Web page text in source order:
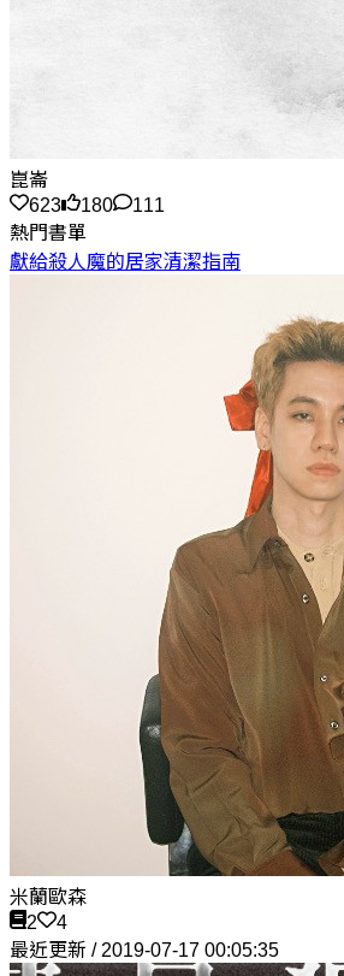
崑崙
623
180
111
熱門書單
獻給殺人魔的居家清潔指南
米蘭歐森
2
4
最近更新 / 2019-07-17 00:05:35